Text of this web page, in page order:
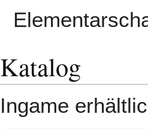
Katalog
Ingame